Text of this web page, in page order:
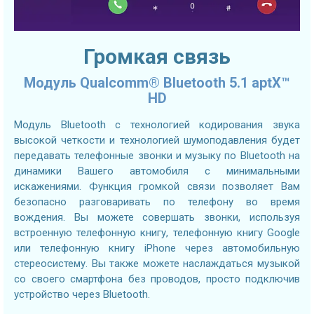
Громкая связь
Модуль Qualcomm® Bluetooth 5.1 aptX™
HD
Модуль Bluetooth с технологией кодирования звука
высокой четкости и технологией шумоподавления будет
передавать телефонные звонки и музыку по Bluetooth на
динамики Вашего автомобиля с минимальными
искажениями. Функция громкой связи позволяет Вам
безопасно разговаривать по телефону во время
вождения. Вы можете совершать звонки, используя
встроенную телефонную книгу, телефонную книгу Google
или телефонную книгу iPhone через автомобильную
стереосистему. Вы также можете наслаждаться музыкой
со своего смартфона без проводов, просто подключив
устройство через Bluetooth.